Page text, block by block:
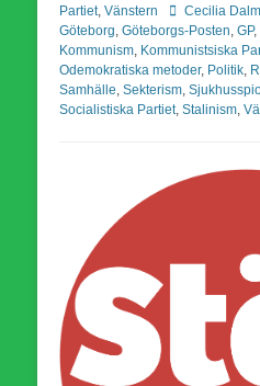
Partiet, Vänstern Etiketter
Cecilia
Göteborg Göteborgs-Posten GP,
Kommunism Kommunistsiska
Odemokratiska metoder, Politik
Samhälle Sekterism
Socialistiska Partiet, Stalinism